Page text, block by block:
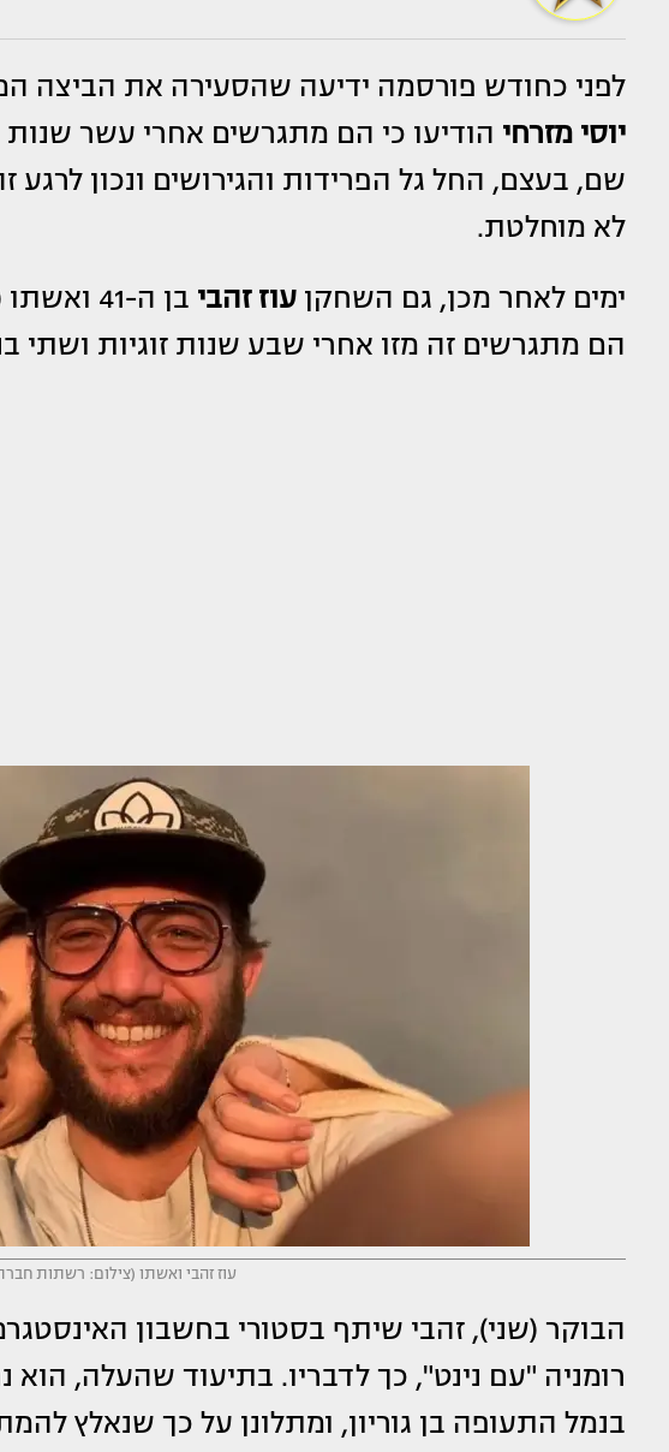
לפני כחודש פורסמה ידיעה שהסעירה את הביצה
יוסי מזרחי הודיעו כי הם מתגרשים אחרי עשר
שם, בעצם, החל גל הפרידות והגירושים ונכון לרגע
לא מוחלטת.
ימים לאחר מכן, גם השחקןעוז זהבי בן ה-41 ואשתו (או שכבר לא)
הם מתגרשים זה מזו אחרי שבע שנות זוגיות ושתי
עוז זהבי ואשתו (צילום: רשתות
הבוקר (שני), זהבי שיתף בסטורי בחשבון
רומניה "עם נינט", כך לדבריו. בתיעוד שהעלה, הוא
בנמל התעופה בן גוריון, ומתלונן על כך שנאלץ